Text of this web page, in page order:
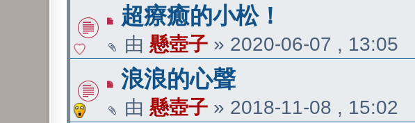
超療癒的小松！
由 懸壺子 » 2020-06-07 , 13:05
浪浪的心聲
由 懸壺子 » 2018-11-08 , 15:02